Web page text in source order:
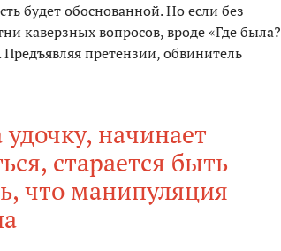
будет обоснованной. Но если без
каверзных вопросов, вроде «Где была?
претензии, обвинитель
начинает
старается быть
что манипуляция